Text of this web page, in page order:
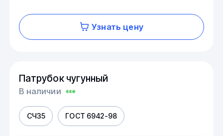
Узнать цену
Патрубок чугунный
В наличии
СЧ35 ГОСТ 6942-98